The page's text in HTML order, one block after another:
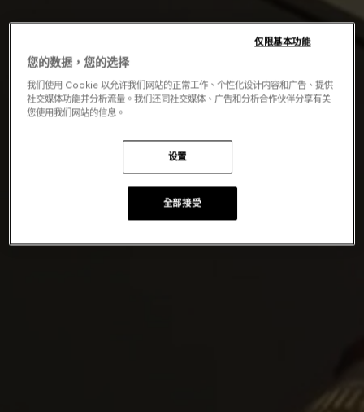
您的数据，您的选择
我们使用 Cookie 以允许我们网站的正常工作、个性化设计内容和广告、提供
社交媒体功能并分析流量。我们还同社交媒体、广告和分析合作伙伴分享有关
您使用我们网站的信息。
设置
仅限基本功能
全部接受